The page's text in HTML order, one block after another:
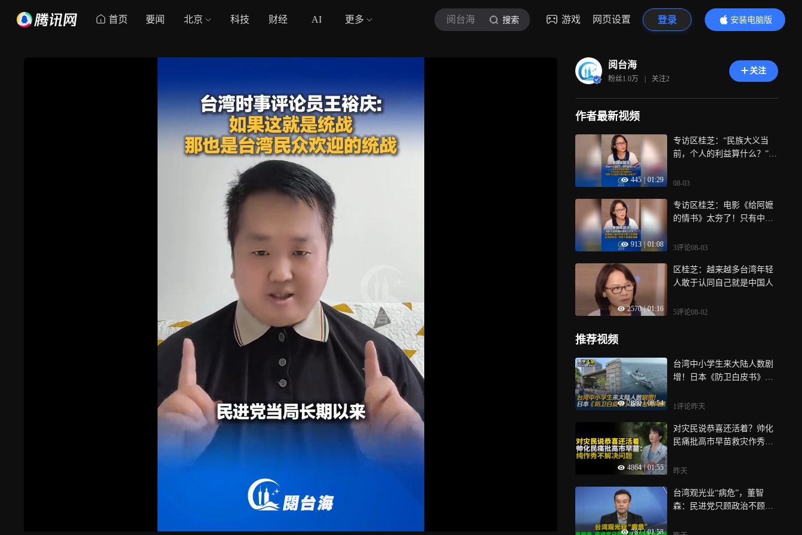
首页 要闻 北京 科技 财经 AI 更多 阅台海 搜索 游戏 网页设置 登录
安装电脑版
内容更精彩
阅台海
粉丝1.0万 | 关注2
关注
作者最新视频
445 | 01:29
专访区桂芝：“民族大义当
前，个人的利益算什么？”区
“中国人”情结，剖析从曾经
程，“我有什么理由不要自己
中国人的身份？”
08-03
913 | 01:08
专访区桂芝：电影《给阿嬷
的情书》太夯了！只有中国
尊严的保障，台湾的尊严与
3评论08-03
2570 | 01:16
区桂芝：越来越多台湾年轻
人敢于认同自己就是中国人
5评论08-02
推荐视频
2880 | 08:54
台湾中小学生来大陆人数剧
增！日本《防卫白皮书》妄
1评论昨天
4864 | 01:55
对灾民说恭喜还活着？帅化
民痛批高市早苗救灾作秀：
昨天
787 | 01:58
台湾观光业“病危”，董智
森：民进党只顾政治不顾民